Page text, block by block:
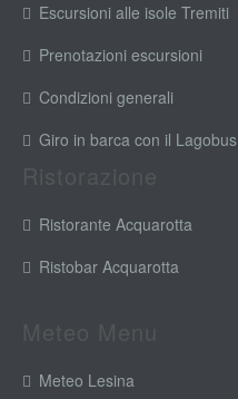
Escursioni alle isole Tremiti
Prenotazioni escursioni
Condizioni generali
Giro in barca con il Lagobus
Ristorante Acquarotta
Ristobar Acquarotta
Meteo Lesina